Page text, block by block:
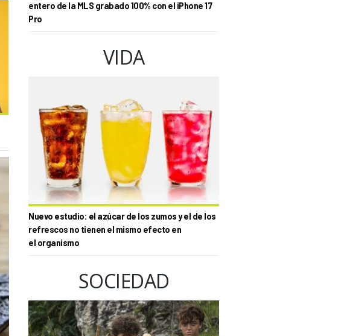
entero de la MLS grabado 100% con el iPhone 17
Pro
VIDA
Nuevo estudio: el azúcar de los zumos y el de los
refrescos no tienen el mismo efecto en
el organismo
SOCIEDAD